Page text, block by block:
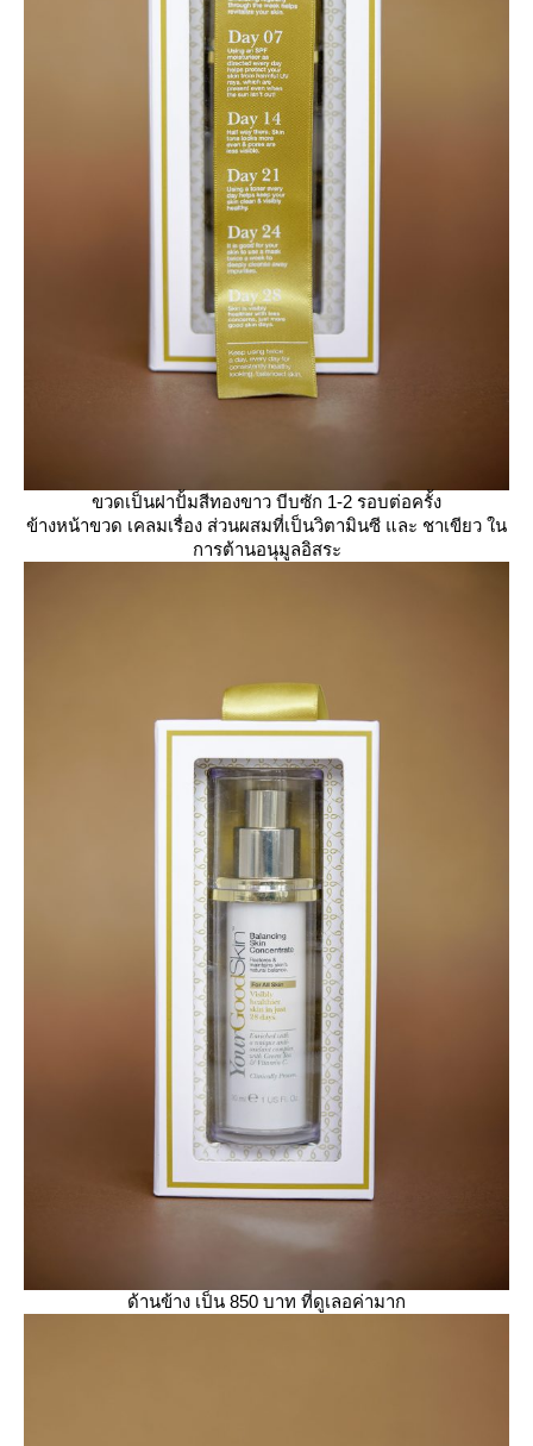
ขวดเป็นฝาปั้มสีทองขาว บีบซัก 1-2 รอบต่อครั้ง
ข้างหน้าขวด เคลมเรื่อง ส่วนผสมที่เป็นวิตามินซี และ ชาเขียว ใน
การต้านอนุมูลอิสระ
ด้านข้าง เป็น 850 บาท ที่ดูเลอค่ามาก